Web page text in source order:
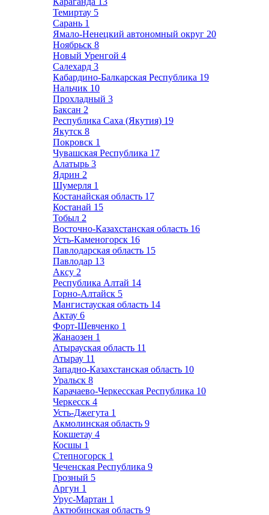
Темиртау 5
Сарань 1
Ямало-Ненецкий автономный округ 20
Ноябрьск 8
Новый Уренгой 4
Салехард 3
Кабардино-Балкарская Республика 19
Нальчик 10
Прохладный 3
Баксан 2
Республика Саха (Якутия) 19
Якутск 8
Покровск 1
Чувашская Республика 17
Алатырь 3
Ядрин 2
Шумерля 1
Костанайская область 17
Костанай 15
Тобыл 2
Восточно-Казахстанская область 16
Усть-Каменогорск 16
Павлодарская область 15
Павлодар 13
Аксу 2
Республика Алтай 14
Горно-Алтайск 5
Мангистауская область 14
Актау 6
Форт-Шевченко 1
Жанаозен 1
Атырауская область 11
Атырау 11
Западно-Казахстанская область 10
Уральск 8
Карачаево-Черкесская Республика 10
Черкесск 4
Усть-Джегута 1
Акмолинская область 9
Кокшетау 4
Косшы 1
Степногорск 1
Чеченская Республика 9
Грозный 5
Аргун 1
Урус-Мартан 1
Актюбинская область 9